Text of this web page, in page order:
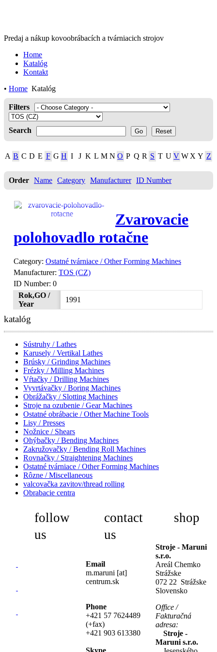
Predaj a nákup kovoobrábacích a tvárniacich strojov
Home
Katalóg
Kontakt
• Home Katalóg
Filters
Search
A B C D E F G H I J K L M N O P Q R S T U V W X Y Z
Order Name Category Manufacturer ID Number
Zvarovacie
polohovadlo rotačne
Category: Ostatné tvárniace / Other Forming Machines
Manufacturer: TOS (CZ)
ID Number: 0
Rok,GO /
Year
1991
katalóg
Sústruhy / Lathes
Karusely / Vertikal Lathes
Brúsky / Grinding Machines
Frézky / Milling Machines
Vŕtačky / Drilling Machines
Vyvrtávačky / Boring Machines
Obrážačky / Slotting Machines
Stroje na ozubenie / Gear Machines
Ostatné obrábacie / Other Machine Tools
Lisy / Presses
Nožnice / Shears
Ohýbačky / Bending Machines
Zakružovačky / Bending Roll Machines
Rovnačky / Straightening Machines
Ostatné tvárniace / Other Forming Machines
Rôzne / Miscellaneous
valcovačka zavitov/thread rolling
Obrabacie centra
follow
us
contact
us
Email
m.maruni [at]
centrum.sk
Phone
+421 57 7624489
(+fax)
+421 903 613380
Skype
shop
Stroje - Maruni
s.r.o.
Areál Chemko
Strážske
072 22 Strážske
Slovensko
Office /
Fakturačná
adresa:
Stroje -
Maruni s.r.o.